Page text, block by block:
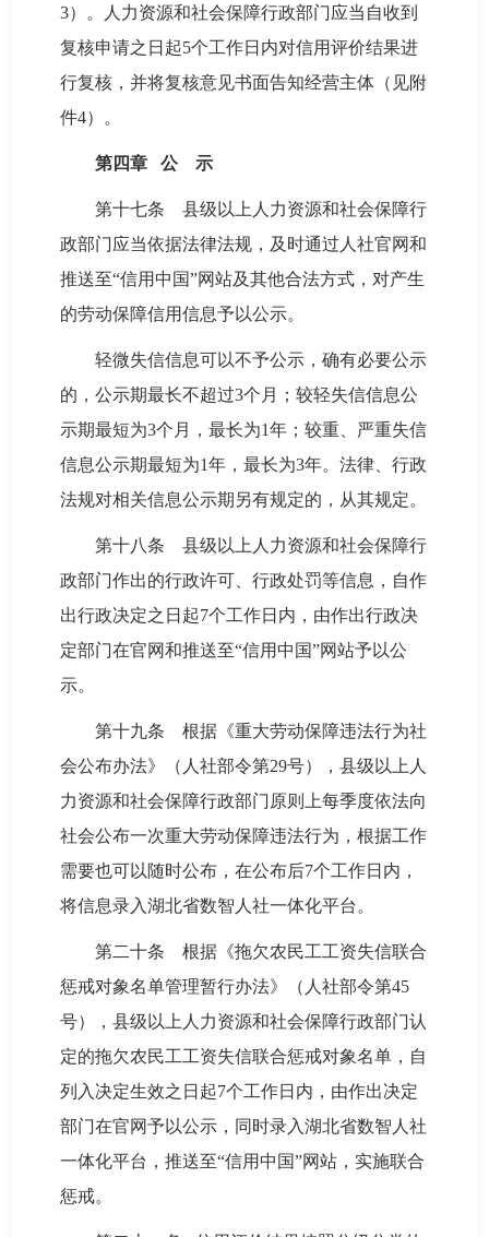
3）。人力资源和社会保障行政部门应当自收到
复核申请之日起5个工作日内对信用评价结果进
行复核，并将复核意见书面告知经营主体（见附
件4）。
第四章 公 示
第十七条 县级以上人力资源和社会保障行
政部门应当依据法律法规，及时通过人社官网和
推送至“信用中国”网站及其他合法方式，对产生
的劳动保障信用信息予以公示。
轻微失信信息可以不予公示，确有必要公示
的，公示期最长不超过3个月；较轻失信信息公
示期最短为3个月，最长为1年；较重、严重失信
信息公示期最短为1年，最长为3年。法律、行政
法规对相关信息公示期另有规定的，从其规定。
第十八条 县级以上人力资源和社会保障行
政部门作出的行政许可、行政处罚等信息，自作
出行政决定之日起7个工作日内，由作出行政决
定部门在官网和推送至“信用中国”网站予以公
示。
第十九条 根据《重大劳动保障违法行为社
会公布办法》（人社部令第29号），县级以上人
力资源和社会保障行政部门原则上每季度依法向
社会公布一次重大劳动保障违法行为，根据工作
需要也可以随时公布，在公布后7个工作日内，
将信息录入湖北省数智人社一体化平台。
第二十条 根据《拖欠农民工工资失信联合
惩戒对象名单管理暂行办法》（人社部令第45
号），县级以上人力资源和社会保障行政部门认
定的拖欠农民工工资失信联合惩戒对象名单，自
列入决定生效之日起7个工作日内，由作出决定
部门在官网予以公示，同时录入湖北省数智人社
一体化平台，推送至“信用中国”网站，实施联合
惩戒。